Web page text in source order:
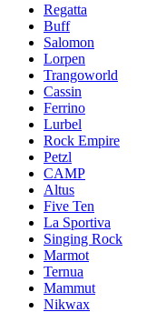
Regatta
Buff
Salomon
Lorpen
Trangoworld
Cassin
Ferrino
Lurbel
Rock Empire
Petzl
CAMP
Altus
Five Ten
La Sportiva
Singing Rock
Marmot
Ternua
Mammut
Nikwax